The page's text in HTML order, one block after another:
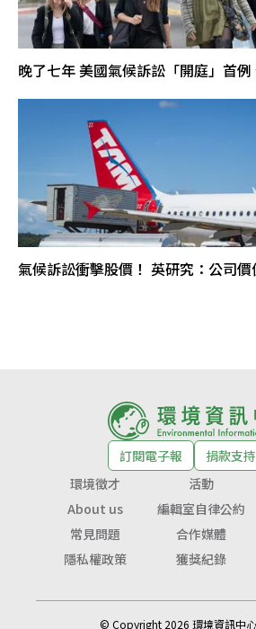
晚了七年 美國氣候訴訟「開庭」首
氣候訴訟衝擊股價！ 英研究：公司
訂閱電子報
捐款支持
環境徵才
活動
About us
編輯室自律公約
常見問題
合作媒體
隱私權政策
獲獎紀錄
© Copyright 2026 環境資訊中